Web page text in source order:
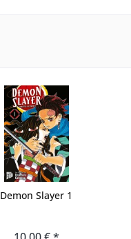
Demon Slayer 1